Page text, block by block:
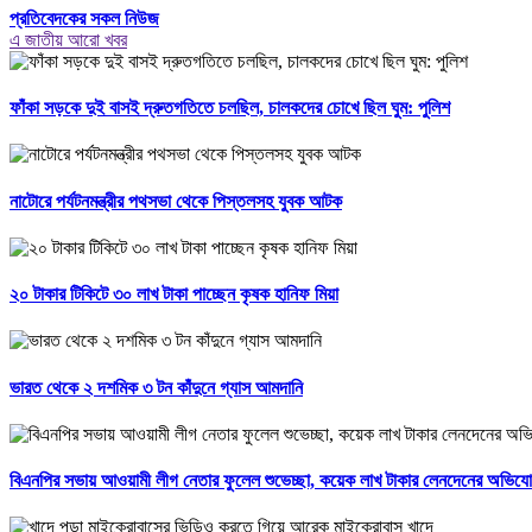
প্রতিবেদকের সকল নিউজ
এ জাতীয় আরো খবর
ফাঁকা সড়কে দুই বাসই দ্রুতগতিতে চলছিল, চালকদের চোখে ছিল ঘুম: পুলিশ
নাটোরে পর্যটনমন্ত্রীর পথসভা থেকে পিস্তলসহ যুবক আটক
২০ টাকার টিকিটে ৩০ লাখ টাকা পাচ্ছেন কৃষক হানিফ মিয়া
ভারত থেকে ২ দশমিক ৩ টন কাঁদুনে গ্যাস আমদানি
বিএনপির সভায় আওয়ামী লীগ নেতার ফুলেল শুভেচ্ছা, কয়েক লাখ টাকার লেনদেনের